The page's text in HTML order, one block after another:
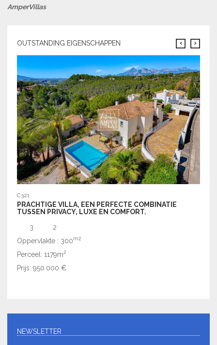
AmperVillas
OUTSTANDING EIGENSCHAPPEN
C321
PRACHTIGE VILLA, EEN PERFECTE COMBINATIE
TUSSEN PRIVACY, LUXE EN COMFORT.
3
2
Oppervlakte : 300m2
Perceel: 1179m2
Prijs: 950.000 €
NEWSLETTER